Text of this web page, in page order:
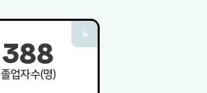
388
졸업자수(명)